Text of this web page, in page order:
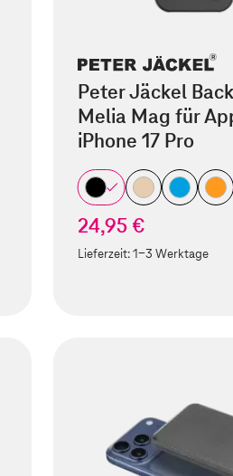
Peter Jäckel
Melia Mag für
iPhone 17 Pro
24,95 €
Lieferzeit:1-3 Werktage